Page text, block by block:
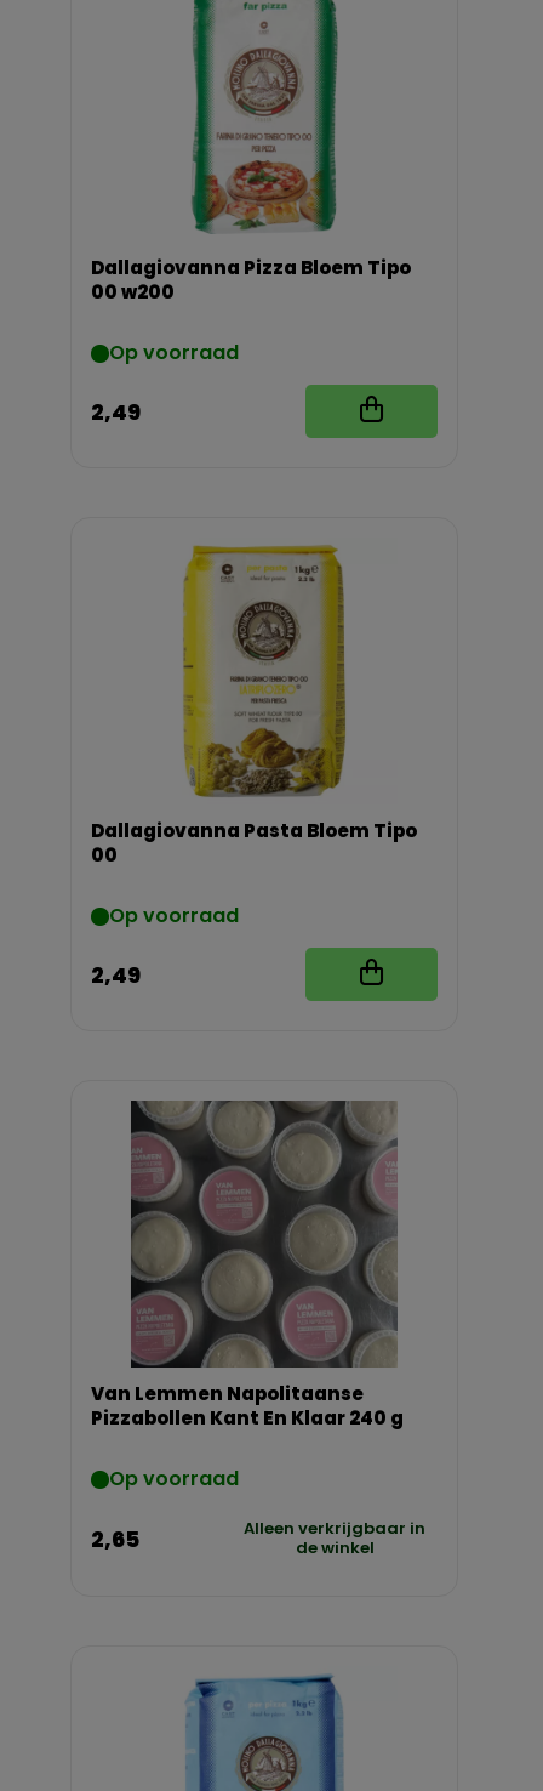
Dallagiovanna Pizza Bloem Tipo
00 w200
Op voorraad
2,49
Dallagiovanna Pasta Bloem Tipo
00
Op voorraad
2,49
Van Lemmen Napolitaanse
Pizzabollen Kant En Klaar 240 g
Op voorraad
2,65
Alleen verkrijgbaar in
de winkel